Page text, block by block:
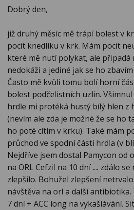
Dobrý den,
již druhý měsíc mě trápí bolest v
pocit knedlíku v krk. Mám pocit
které mě nutí polykat, ale
nedokáži a jediné jak se ho
Často mě kvůli tomu bolí horní
bolest podčelistních uzlin. Všimnul
hrdle mi protéká hustý bílý hlen z
(nevím ale zda je možné že se ho
ho poté cítím v krku). Také mám
průchod ve spodní části hrdla (v
Nejdříve jsem dostal Pamycon od
na ORL Cefzil na 10 dní .... zdálo
zlepšilo. Bohužel zlepšení
návštěva na orl a další
7 dní + ACC long na vykašlávání.